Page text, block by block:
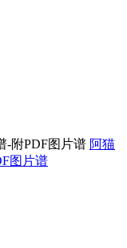
阿猫
图片谱